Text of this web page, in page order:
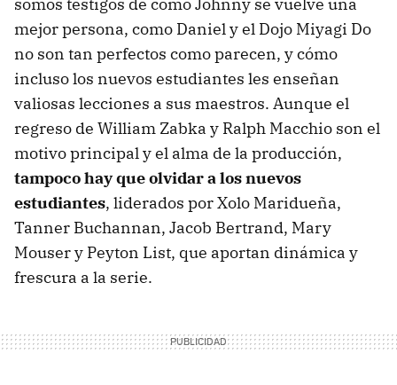
mejor persona, como Daniel y el Dojo Miyagi Do
no son tan perfectos como parecen, y cómo
incluso los nuevos estudiantes les enseñan
valiosas lecciones a sus maestros. Aunque el
regreso de William Zabka y Ralph Macchio son el
motivo principal y el alma de la producción,
tampoco hay que olvidar a los nuevos
estudiantes, liderados por Xolo Maridueña,
Tanner Buchannan, Jacob Bertrand, Mary
Mouser y Peyton List, que aportan dinámica y
frescura a la serie.